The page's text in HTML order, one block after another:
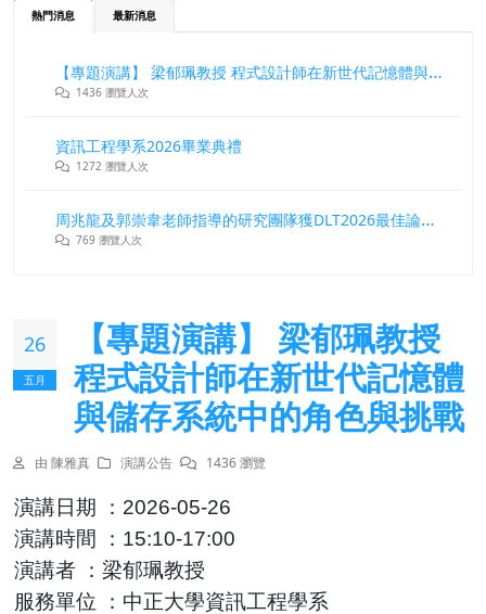
熱門消息 最新消息
【專題演講】 梁郁珮教授 程式設計師在新世代記憶體與儲存系統中的角色與挑戰
1436 瀏覽人次
資訊工程學系2026畢業典禮
1272 瀏覽人次
周兆龍及郭崇韋老師指導的研究團隊獲DLT2026最佳論文獎
769 瀏覽人次
26
五月
【專題演講】 梁郁珮教授
程式設計師在新世代記憶體
與儲存系統中的角色與挑戰
由 陳雅真 演講公告 1436 瀏覽
演講日期 ： 2026-05-26
演講時間
： 15:10-17:00
演講者
：梁郁珮教授
服務單位
：中正大學資訊工程學系